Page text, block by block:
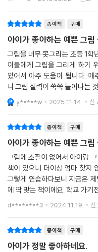
종이책 구매
아이가 좋아하는 예쁜 그림
그림을 너무 못그리는 초등 1학
이들에게 그림을 그리게 하기
있어서 아주 도움이 됩니다.
니 그림 실력이 쑥쑥 늘어나는
y*****w 2025.11.14. 신
종이책 구매
아이가 좋아하는 예쁜 그림
그림에 소질이 없어서 아이랑
책이 있으니 더이상 엄마 찾지
그렇게 연습하다보니 지금은
에 딱 맞는 책이에요. 학교 가기
d********3 2024.11.19. 신
종이책 구매
아이가 정말 좋아하네요.